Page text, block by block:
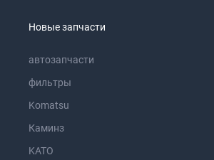
Новые запчасти
автозапчасти
фильтры
Komatsu
Каминз
KATO